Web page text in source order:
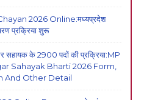
2026 Online:मध्यप्रदेश
प्रक्रिया शुरू
सहायक के 2900 पदों की प्रक्रिया:MP
Sahayak Bharti 2026 Form,
And Other Detail